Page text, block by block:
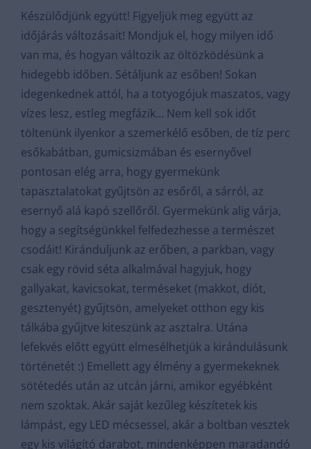
Készülődjünk együtt! Figyeljük meg együtt az
időjárás változásait! Mondjuk el, hogy milyen idő
van ma, és hogyan változik az öltözködésünk a
hidegebb időben. Sétáljunk az esőben! Sokan
idegenkednek attól, ha a totyogójuk maszatos, vagy
vízes lesz, estleg megfázik… Nem kell sok időt
töltenünk ilyenkor a szemerkélő esőben, de tíz perc
esőkabátban, gumicsizmában és esernyővel
pontosan elég arra, hogy gyermekünk
tapasztalatokat gyűjtsön az esőről, a sárról, az
esernyő alá kapó szellőről. Gyermekünk alig várja,
hogy a segítségünkkel felfedezhesse a természet
csodáit! Kiránduljunk az erőben, a parkban, vagy
csak egy rövid séta alkalmával hagyjuk, hogy
gallyakat, kavicsokat, terméseket (makkot, diót,
gesztenyét) gyűjtsön, amelyeket otthon egy kis
tálkába gyűjtve kiteszünk az asztalra. Utána
lefekvés előtt együtt elmesélhetjük a kirándulásunk
történetét :) Emellett agy élmény a gyermekeknek
sötétedés után az utcán járni, amikor egyébként
nem szoktak. Akár saját kezűleg készítetek kis
lámpást, egy LED mécsessel, akár a boltban vesztek
egy kis világító darabot, mindenképpen maradandó